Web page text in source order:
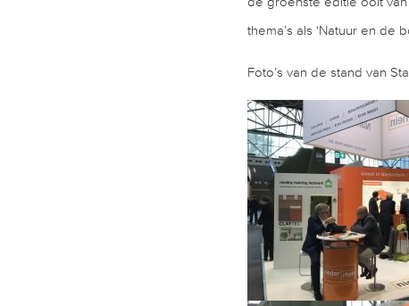
thema’s als ‘Natuur en de
Foto’s van de stand van